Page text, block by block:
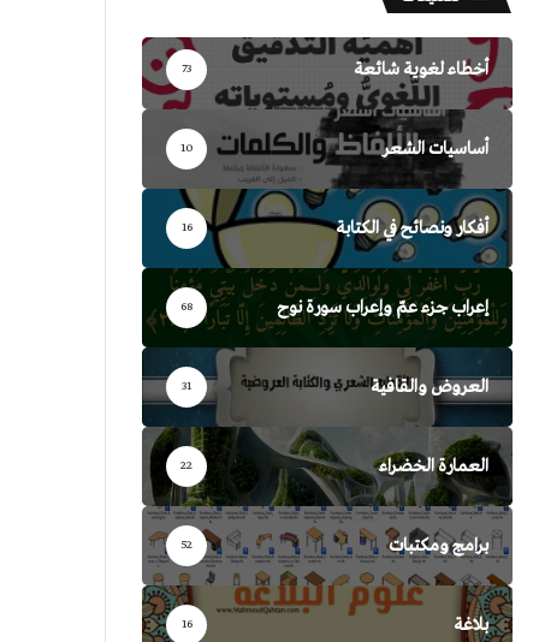
أخطاء لغوية شائعة 73
أساسيات الشعر 10
أفكار ونصائح في الكتابة 16
إعراب جزء عمّ وإعراب سورة نوح 68
العروض والقافية 31
العمارة الخضراء 22
برامج ومكتبات 52
بلاغة 16